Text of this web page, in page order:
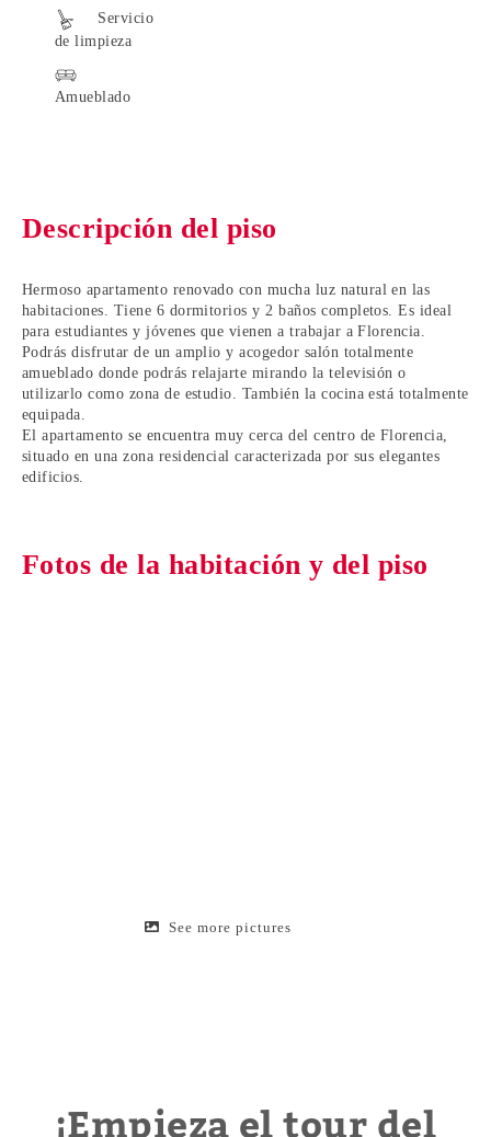
Servicio
de limpieza
Amueblado
Descripción del piso
Hermoso apartamento renovado con mucha luz natural en las
habitaciones. Tiene 6 dormitorios y 2 baños completos. Es ideal
para estudiantes y jóvenes que vienen a trabajar a Florencia.
Podrás disfrutar de un amplio y acogedor salón totalmente
amueblado donde podrás relajarte mirando la televisión o
utilizarlo como zona de estudio. También la cocina está totalmente
equipada.
El apartamento se encuentra muy cerca del centro de Florencia,
situado en una zona residencial caracterizada por sus elegantes
edificios.
Fotos de la habitación y del piso
See more pictures
¡Empieza el tour del